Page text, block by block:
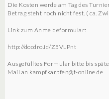
Die Kosten werde am Tag des
Betrag steht noch nicht fest. ( ca.
Link zum Anmeldeformular:
http://docdro.id/Z5VLPnt
Ausgefülltes Formular bitte bis
Mail an kampfkarpfen@t-online.de